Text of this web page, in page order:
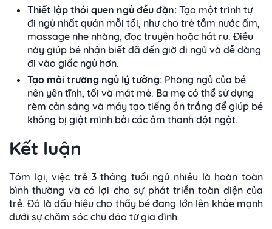
Thiết lập thói quen ngủ đều đặn: Tạo một trình tự
đi ngủ nhất quán mỗi tối, như cho trẻ tắm nước ấm,
massage nhẹ nhàng, đọc truyện hoặc hát ru. Điều
này giúp bé nhận biết đã đến giờ đi ngủ và dễ dàng
đi vào giấc ngủ hơn.
Tạo môi trường ngủ lý tưởng: Phòng ngủ của bé
nên yên tĩnh, tối và mát mẻ. Ba mẹ có thể sử dụng
rèm cản sáng và máy tạo tiếng ồn trắng để giúp bé
không bị giật mình bởi các âm thanh đột ngột.
Kết luận
Tóm lại, việc trẻ 3 tháng tuổi ngủ nhiều là hoàn toàn
bình thường và có lợi cho sự phát triển toàn diện của
trẻ. Đó là dấu hiệu cho thấy bé đang lớn lên khỏe mạnh
dưới sự chăm sóc chu đáo từ gia đình.